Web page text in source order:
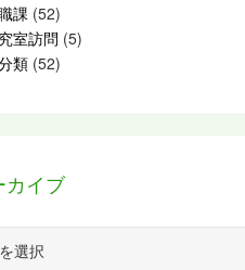
課 (52)
室訪問 (5)
類 (52)
カイブ